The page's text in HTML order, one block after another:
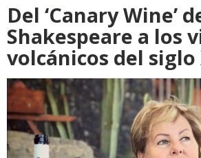
Del ‘Canary Wine’
Shakespeare a los
volcánicos del siglo